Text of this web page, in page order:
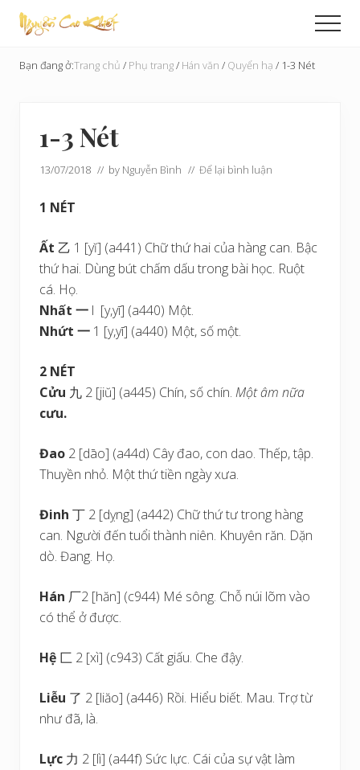
Menu
Skip
content
qua
sidebar
Tạo
Hoàn
Bạn đang ở:Trang chủ / Phụ trang/ Hán văn / Quyển hạ / 1-3 Nét
1-3 Nét
13/07/2018 // by Nguyễn Bình // Để lại bình luận
1 NÉT
Ất 乙 1 [yĭ] (a441) Chữ thứ hai của hàng can. Bậc
thứ hai. Dùng bút chấm dấu trong bài học. Ruột
cá. Họ.
Nhất 一 l [y,yī] (a440) Một.
Nhứt 一 1 [y,yī] (a440) Một, số một.
2 NÉT
Cửu 九 2 [jiŭ] (a445) Chín, số chín. Một âm nữa
cưu.
Đao 2 [dāo] (a44d) Cây đao, con dao. Thếp, tập.
Thuyền nhỏ. Một thứ tiền ngày xưa.
Đinh 丁 2 [dỵng] (a442) Chữ thứ tư trong hàng
can. Người đến tuổi thành niên. Khuyên răn. Dặn
dò. Đang. Họ.
Hán 厂2 [hăn] (c944) Mé sông. Chỗ núi lõm vào
có thể ở được.
Hệ 匚 2 [xì] (c943) Cất giấu. Che đậy.
Liễu 了 2 [liăo] (a446) Rồi. Hiểu biết. Mau. Trợ từ
như đã, là.
Lực 力 2 [lì] (a44f) Sức lực. Cái của sự vật làm